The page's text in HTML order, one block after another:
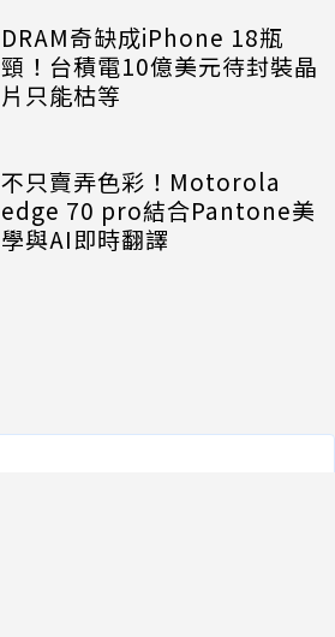
DRAM奇缺成iPhone 18瓶
頸！台積電10億美元待封裝晶
片只能枯等
不只賣弄色彩！Motorola
edge 70 pro結合Pantone美
學與AI即時翻譯